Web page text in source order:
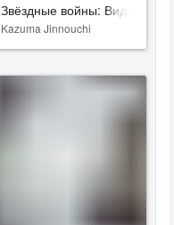
Звёздные войны: Видения.
Kazuma Jinnouchi